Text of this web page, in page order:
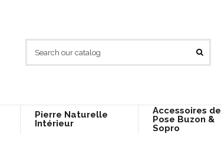
Pierre Naturelle
Intérieur
Accessoires de
Pose Buzon &
Sopro